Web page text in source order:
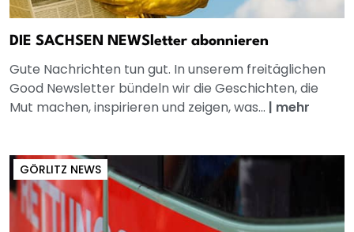
DIE SACHSEN NEWSletter abonnieren
Gute Nachrichten tun gut. In unserem freitäglichen
Good Newsletter bündeln wir die Geschichten, die
Mut machen, inspirieren und zeigen, was... | mehr
GÖRLITZ NEWS